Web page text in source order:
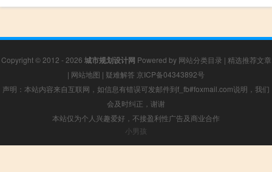
Copyright © 2012 - 2026 城市规划设计网 Powered by 网站分类目录 | 精选推荐文章
| 网站地图 | 疑难解答 京ICP备04343892号
声明：本站内容来自互联网，如信息有错误可发邮件到f_fb#foxmail.com说明，我们
会及时纠正，谢谢
本站仅为个人兴趣爱好，不接盈利性广告及商业合作
小男孩